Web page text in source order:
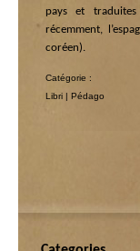
pays et
récemment,
coréen).
Catégorie :
Libri | Pédago